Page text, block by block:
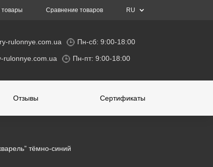
Сравнение товаров RU
rulonnye.com.ua Пн-сб: 9:00-18:00
rulonnye.com.ua Пн-пт: 9:00-18:00
Отзывы Сертификаты
тёмно-синий